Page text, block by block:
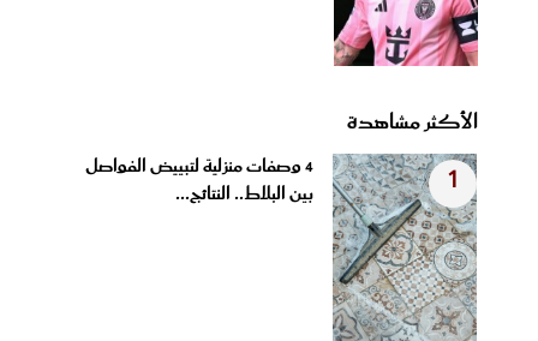
الأكثر مشاهدة
1
4 وصفات منزلية لتبييض الفواصل
بين البلاط.. النتائج...